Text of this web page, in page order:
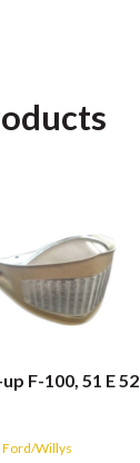
F-100, 51 E 52
Ford/Willys